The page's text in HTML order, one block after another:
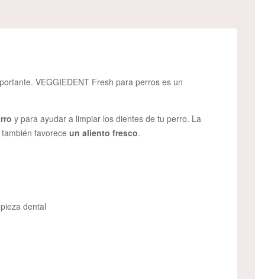
VEGGIEDENT Fresh para perros es un
y para ayudar a limpiar los dientes de tu perro. La
favorece un aliento fresco.
dental